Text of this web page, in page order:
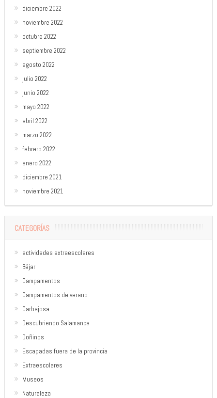
diciembre 2022
noviembre 2022
octubre 2022
septiembre 2022
agosto 2022
julio 2022
junio 2022
mayo 2022
abril 2022
marzo 2022
febrero 2022
enero 2022
diciembre 2021
noviembre 2021
CATEGORÍAS
actividades extraescolares
Béjar
Campamentos
Campamentos de verano
Carbajosa
Descubriendo Salamanca
Doñinos
Escapadas fuera de la provincia
Extraescolares
Museos
Naturaleza